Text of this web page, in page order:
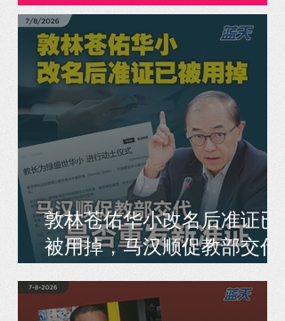
敦林苍佑华小改名后准证已
被用掉，马汉顺促教部交代